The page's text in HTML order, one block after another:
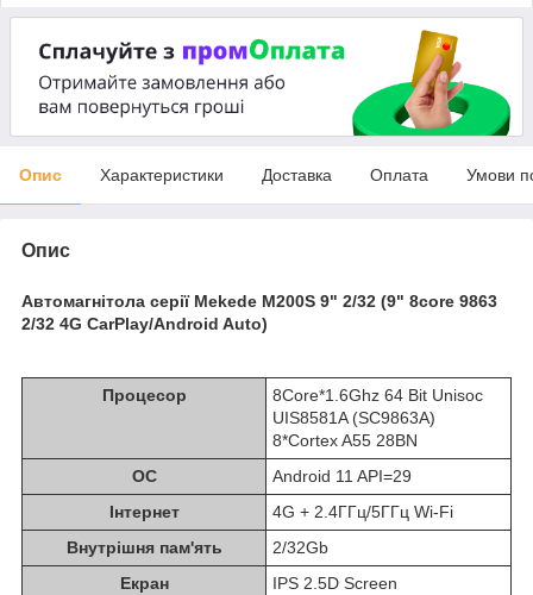
Опис Характеристики Доставка Оплата Умови
Опис
Автомагнітола серії Mekede M200S 9" 2/32 (9" 8core 9863
2/32 4G CarPlay/Android Auto)
Процесор
8Core*1.6Ghz 64 Bit Unisoc
UIS8581A (SC9863A)
8*Cortex A55 28BN
ОС
Android 11 API=29
Інтернет
4G + 2.4ГГц/5ГГц Wi-Fi
Внутрішня пам'ять
2/32Gb
Екран
IPS 2.5D Screen